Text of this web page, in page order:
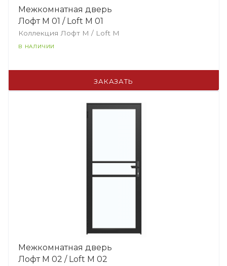
Межкомнатная дверь
Лофт М 01 / Loft М 01
Коллекция Лофт M / Loft М
В НАЛИЧИИ
ЗАКАЗАТЬ
Межкомнатная дверь
Лофт М 02 / Loft М 02